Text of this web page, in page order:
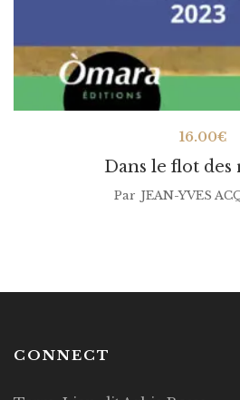
Dans le flot
16.00€
Par JEAN-YVES
CONNECT